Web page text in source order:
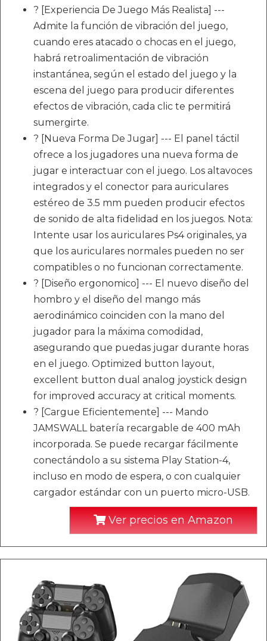
? [Experiencia De Juego Más Realista] ---
Admite la función de vibración del juego,
cuando eres atacado o chocas en el juego,
habrá retroalimentación de vibración
instantánea, según el estado del juego y la
escena del juego para producir diferentes
efectos de vibración, cada clic te permitirá
sumergirte.
? [Nueva Forma De Jugar] --- El panel táctil
ofrece a los jugadores una nueva forma de
jugar e interactuar con el juego. Los altavoces
integrados y el conector para auriculares
estéreo de 3.5 mm pueden producir efectos
de sonido de alta fidelidad en los juegos. Nota:
Intente usar los auriculares Ps4 originales, ya
que los auriculares normales pueden no ser
compatibles o no funcionan correctamente.
? [Diseño ergonomico] --- El nuevo diseño del
hombro y el diseño del mango más
aerodinámico coinciden con la mano del
jugador para la máxima comodidad,
asegurando que puedas jugar durante horas
en el juego. Optimized button layout,
excellent button dual analog joystick design
for improved accuracy at critical moments.
? [Cargue Eficientemente] --- Mando
JAMSWALL batería recargable de 400 mAh
incorporada. Se puede recargar fácilmente
conectándolo a su sistema Play Station-4,
incluso en modo de espera, o con cualquier
cargador estándar con un puerto micro-USB.
Ver precios en Amazon